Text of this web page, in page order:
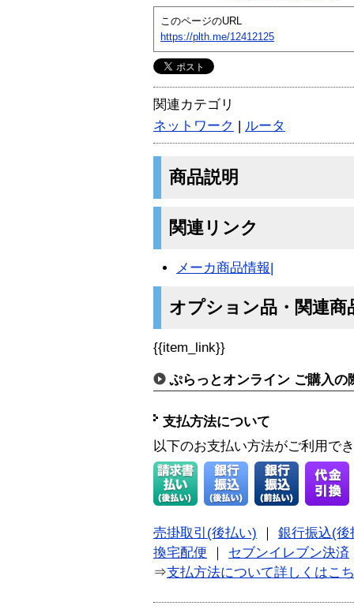
このページのURL
https://plth.me/12412125
関連カテゴリ
ネットワーク | ルータ
商品説明
関連リンク
メーカ商品情報|
オプション品・関連商
{{item_link}}
ぷらっとオンライン ご購入の
支払方法について
以下のお支払い方法がご利用で
売掛取引(後払い)
銀行振込(後
換宅配便
セブンイレブン決済
⇒支払方法について詳しくはこ